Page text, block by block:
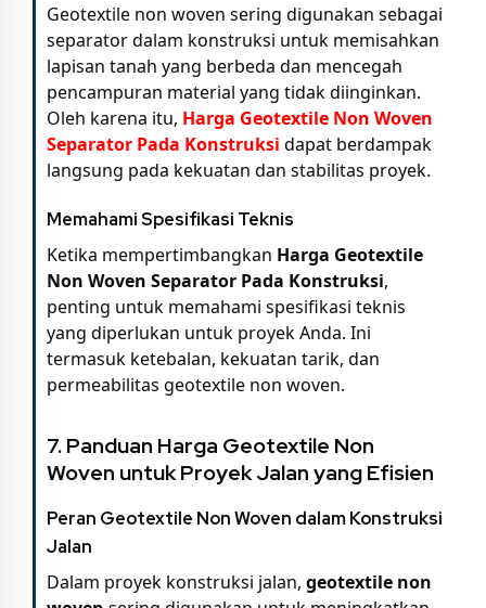
Geotextile non woven sering digunakan sebagai
separator dalam konstruksi untuk memisahkan
lapisan tanah yang berbeda dan mencegah
pencampuran material yang tidak diinginkan.
Oleh karena itu, Harga Geotextile Non Woven
Separator Pada Konstruksi dapat berdampak
langsung pada kekuatan dan stabilitas proyek.
Memahami Spesifikasi Teknis
Ketika mempertimbangkan Harga Geotextile
Non Woven Separator Pada Konstruksi,
penting untuk memahami spesifikasi teknis
yang diperlukan untuk proyek Anda. Ini
termasuk ketebalan, kekuatan tarik, dan
permeabilitas geotextile non woven.
7. Panduan Harga Geotextile Non
Woven untuk Proyek Jalan yang Efisien
Peran Geotextile Non Woven dalam Konstruksi
Jalan
Dalam proyek konstruksi jalan, geotextile non